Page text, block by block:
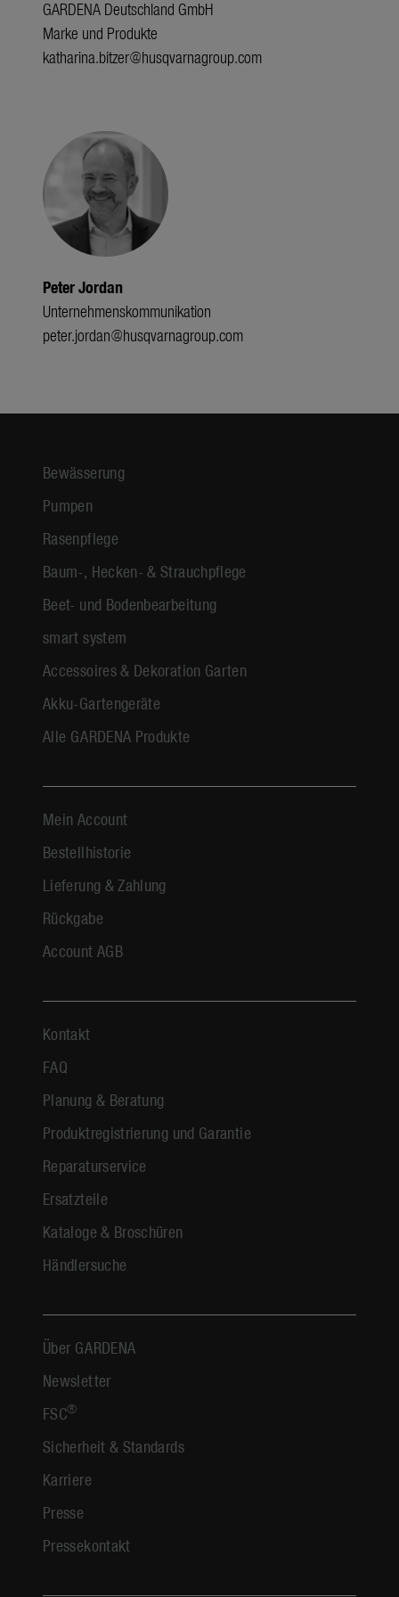
GARDENA Deutschland GmbH
Marke und Produkte
katharina.bitzer@husqvarnagroup.com
Peter Jordan
Unternehmenskommunikation
peter.jordan@husqvarnagroup.com
Bewässerung
Pumpen
Rasenpflege
Baum-, Hecken- & Strauchpflege
Beet- und Bodenbearbeitung
smart system
Accessoires & Dekoration Garten
Akku-Gartengeräte
Alle GARDENA Produkte
Mein Account
Bestellhistorie
Lieferung & Zahlung
Rückgabe
Account AGB
Kontakt
FAQ
Planung & Beratung
Produktregistrierung und Garantie
Reparaturservice
Ersatzteile
Kataloge & Broschüren
Händlersuche
Über GARDENA
Newsletter
FSC®
Sicherheit & Standards
Karriere
Presse
Pressekontakt